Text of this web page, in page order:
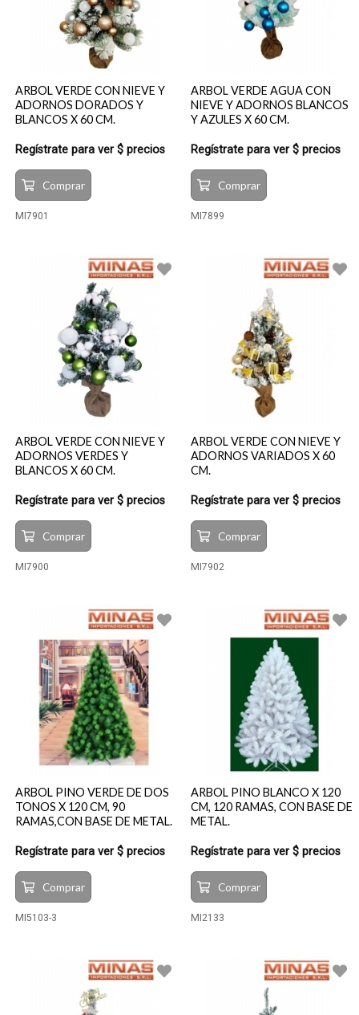
ARBOL VERDE CON NIEVE Y
ADORNOS DORADOS Y
BLANCOS X 60 CM.
Regístrate para ver $ precios
Comprar
MI7901
ARBOL VERDE AGUA CON
NIEVE Y ADORNOS BLANCOS
Y AZULES X 60 CM.
Regístrate para ver $ precios
Comprar
MI7899
ARBOL VERDE CON NIEVE Y
ADORNOS VERDES Y
BLANCOS X 60 CM.
Regístrate para ver $ precios
Comprar
MI7900
ARBOL VERDE CON NIEVE Y
ADORNOS VARIADOS X 60
CM.
Regístrate para ver $ precios
Comprar
MI7902
ARBOL PINO VERDE DE DOS
TONOS X 120 CM, 90
RAMAS,CON BASE DE METAL.
Regístrate para ver $ precios
Comprar
MI5103-3
ARBOL PINO BLANCO X 120
CM, 120 RAMAS, CON BASE DE
METAL.
Regístrate para ver $ precios
Comprar
MI2133